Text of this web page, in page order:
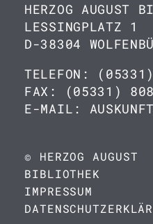
HERZOG AUGUST
LESSINGPLATZ 1
D-38304
TELEFON:
FAX: (05331)
E-MAIL:
© HERZOG AUGUST
BIBLIOTHEK
IMPRESSUM